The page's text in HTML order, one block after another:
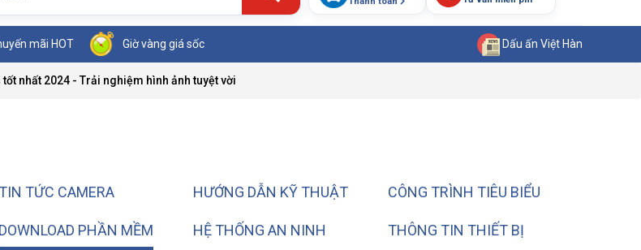
mãi HOT Giờ vàng giá sốc Dấu ấn Việt Hàn
nhất 2024 - Trải nghiệm hình ảnh tuyệt vời
TIN TỨC CAMERA HƯỚNG DẪN KỸ THUẬT CÔNG TRÌNH TIÊU BIỂU
DOWNLOAD PHẦN MỀM HỆ THỐNG AN NINH THÔNG TIN THIẾT BỊ